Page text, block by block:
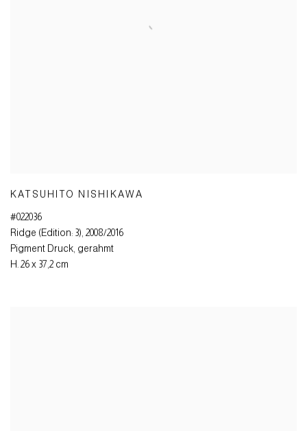
KATSUHITO NISHIKAWA
#022036
Ridge (Edition: 3) 2008/2016
Pigment Druck gerahmt
H. 26 x 37,2 cm